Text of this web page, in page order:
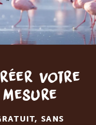
votre
SANS